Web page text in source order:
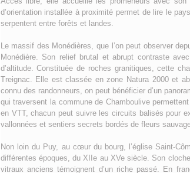
d’orientation installée à proximité permet de lire le
serpentent entre forêts et landes.
Le massif des Monédières, que l’on peut observer
Monédière. Son relief brutal et abrupt contraste
d’altitude. Constituée de roches granitiques, cette
Treignac. Elle est classée en zone Natura 2000 et
connu des randonneurs, on peut bénéficier d’un
qui traversent la commune de Chamboulive
en VTT, chacun peut suivre les circuits balisés pour
vallonnées et sentiers secrets bordés de fleurs
Non loin du Puy, au cœur du bourg, l’église Saint-
différentes époques, du XIIe au XVe siècle. Son
vitraux anciens témoignent d’un riche passé. En